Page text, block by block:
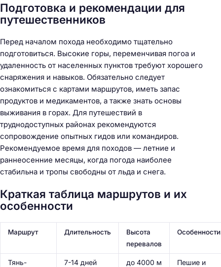
Подготовка и рекомендации для
путешественников
Перед началом похода необходимо тщательно
подготовиться. Высокие горы, переменчивая погоа и
удаленность от населенных пунктов требуют хорошего
снаряжения и навыков. Обязательно следует
ознакомиться с картами маршрутов, иметь запас
продуктов и медикаментов, а также знать основы
выживания в горах. Для путешествий в
труднодоступных районах рекомендуются
сопровождение опытных гидов или командиров.
Рекомендуемое время для походов — летние и
раннеосенние месяцы, когда погода наиболее
стабильна и тропы свободны от льда и снега.
Краткая таблица маршрутов и их
особенности
Маршрут Длительность
Высота
перевалов
Особенности
Тянь-
7-14 дней до 4000 м
Пешие и